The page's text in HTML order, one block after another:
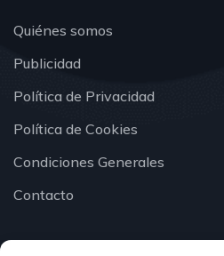
Quiénes somos
Publicidad
Política de Privacidad
Política de Cookies
Condiciones Generales
Contacto